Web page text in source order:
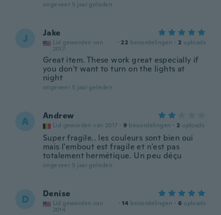
ongeveer 5 jaar geleden
J Jake
Lid geworden van
2017
· 22 beoordelingen · 2 uploads
Great item. These work great especially if
you don't want to turn on the lights at
night
ongeveer 5 jaar geleden
A Andrew
Lid geworden van 2017 · 9 beoordelingen · 2 uploads
Super fragile.. les couleurs sont bien oui
mais l'embout est fragile et n'est pas
totalement hermétique. Un peu déçu
ongeveer 5 jaar geleden
D Denise
Lid geworden van
2014
· 14 beoordelingen · 6 uploads